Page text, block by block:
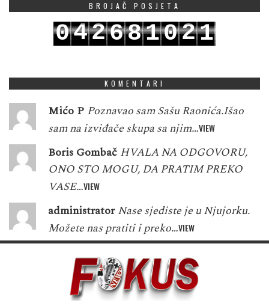
BROJAČ POSJETA
042681021
KOMENTARI
Mićo P Poznavao sam Sašu Raonića.Išao
sam na izviđače skupa sa njim…VIEW
Boris Gombač HVALA NA ODGOVORU,
ONO STO MOGU, DA PRATIM PREKO
VASE…VIEW
administrator Nase sjediste je u Njujorku.
Možete nas pratiti i preko…VIEW